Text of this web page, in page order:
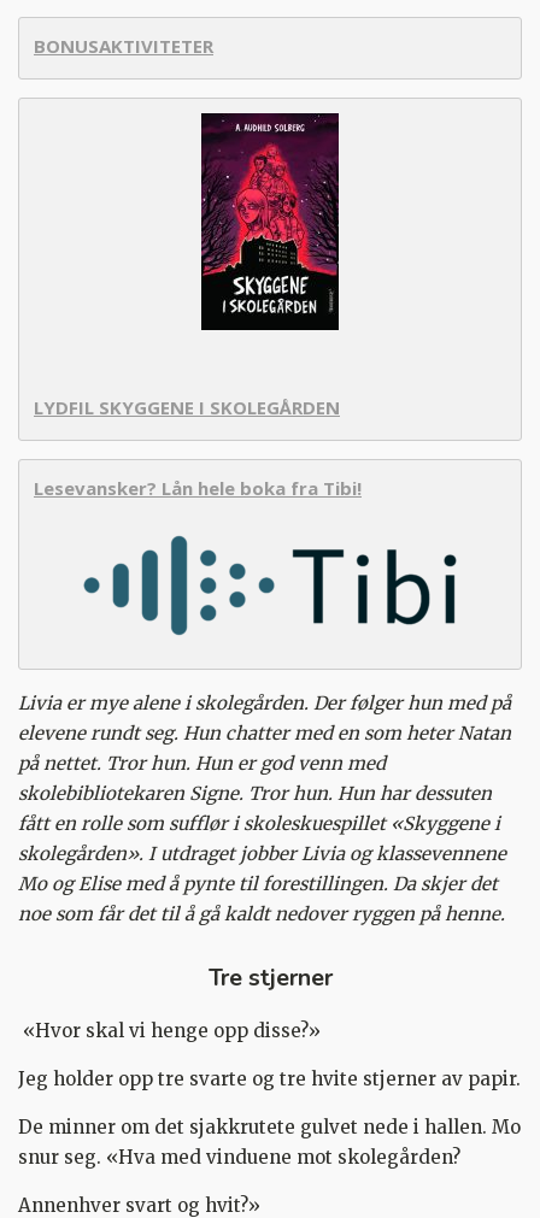
BONUSAKTIVITETER
LYDFIL SKYGGENE I SKOLEGÅRDEN
Lesevansker? Lån hele boka fra Tibi!
Livia er mye alene i skolegården. Der følger hun med på
elevene rundt seg. Hun chatter med en som heter Natan
på nettet. Tror hun. Hun er god venn med
skolebibliotekaren Signe. Tror hun. Hun har dessuten
fått en rolle som sufflør i skoleskuespillet «Skyggene i
skolegården». I utdraget jobber Livia og klassevennene
Mo og Elise med å pynte til forestillingen. Da skjer det
noe som får det til å gå kaldt nedover ryggen på henne.
Tre stjerner
«Hvor skal vi henge opp disse?»
Jeg holder opp tre svarte og tre hvite stjerner av papir.
De minner om det sjakkrutete gulvet nede i hallen. Mo
snur seg. «Hva med vinduene mot skolegården?
Annenhver svart og hvit?»